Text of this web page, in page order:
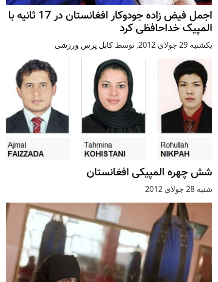
اجمل فیض زاده جودوکار افغانستان در 17 ثانیه با
المپیک خداحافظی کرد
يكشنبه 29 جولای 2012 , توسط کابل پرس ورزشی
شش چهره المپیکی افغانستان
شنبه 28 جولای 2012